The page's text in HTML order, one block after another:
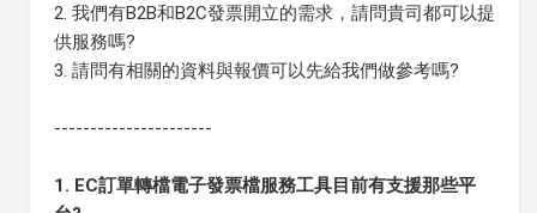
2. 我們有B2B和B2C發票開立的需求，請問貴司都可以提
供服務嗎?
3. 請問有相關的資料與報價可以先給我們做參考嗎?
----------------------
1. EC訂單轉檔電子發票檔服務工具目前有支援那些平